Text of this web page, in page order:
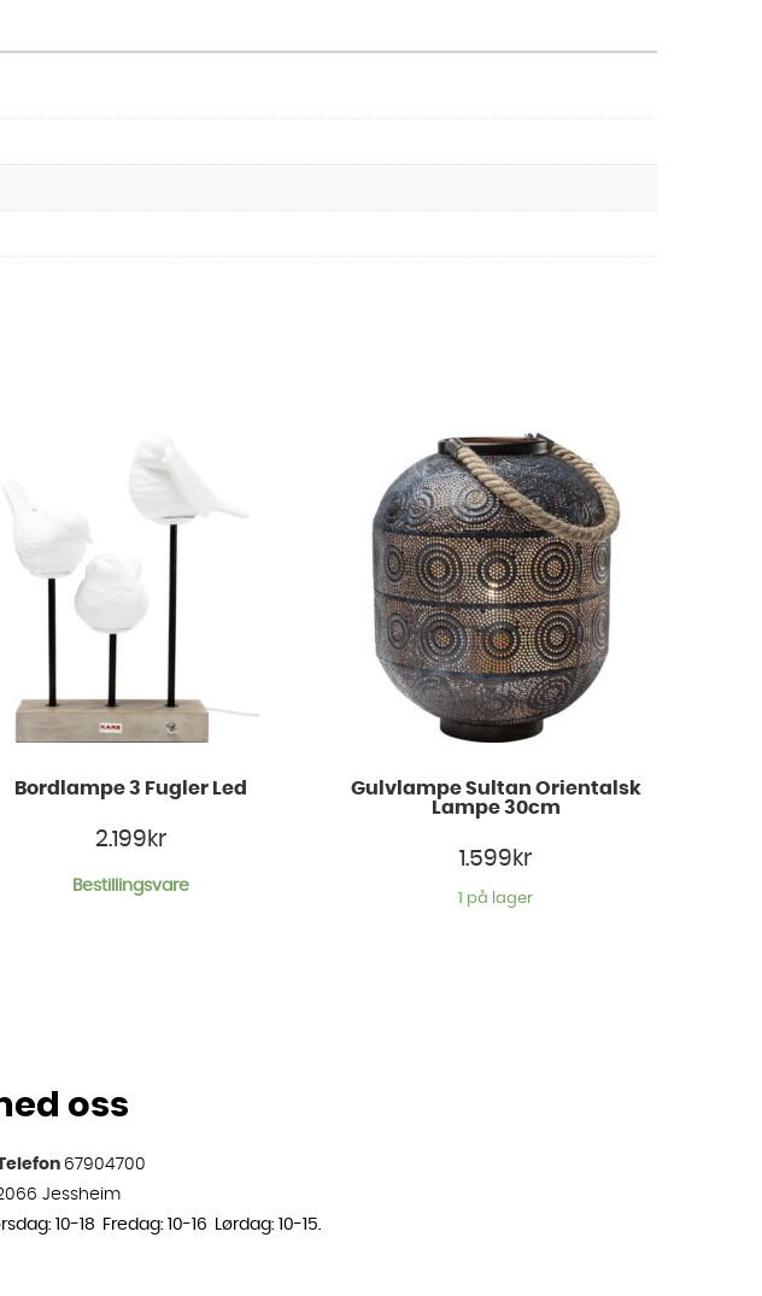
Bordlampe 3 Fugler Led
2.199 kr
Bestillingsvare
Gulvlampe Sultan Orientalsk
Lampe 30cm
1.599 kr
1 på lager
oss
67904700
Jessheim
10-18 Fredag: 10-16 Lørdag: 10-15.